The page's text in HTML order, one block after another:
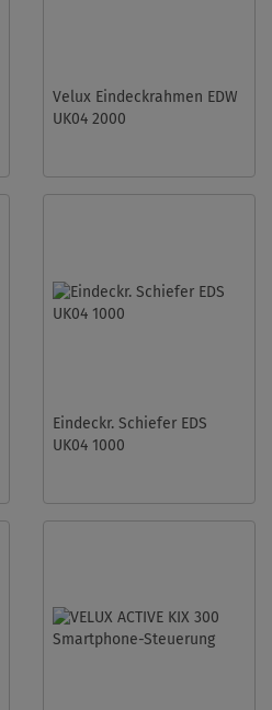
Velux Eindeckrahmen EDW
UK04 2000
Eindeckr. Schiefer EDS
UK04 1000